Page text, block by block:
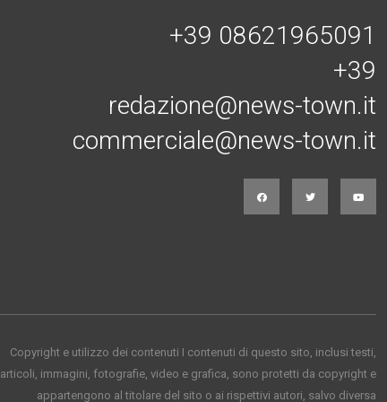
+39 08621965091
+39
redazione@news-town.it
commerciale@news-town.it
Copyright e utilizzo dei contenuti I contenuti di questo sito, inclusi testi,
articoli, immagini, fotografie, video e grafica, sono protetti da copyright e
appartengono al titolare del sito o ai rispettivi autori, salvo diversa